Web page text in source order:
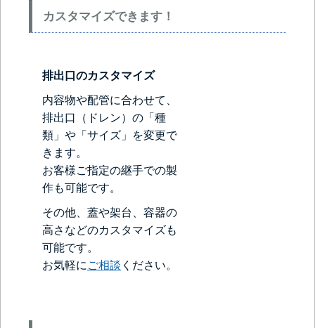
カスタマイズできます！
排出口のカスタマイズ
内容物や配管に合わせて、
排出口（ドレン）の「種
類」や「サイズ」を変更で
きます。
お客様ご指定の継手での製
作も可能です。
その他、蓋や架台、容器の
高さなどのカスタマイズも
可能です。
お気軽にご相談 ください。